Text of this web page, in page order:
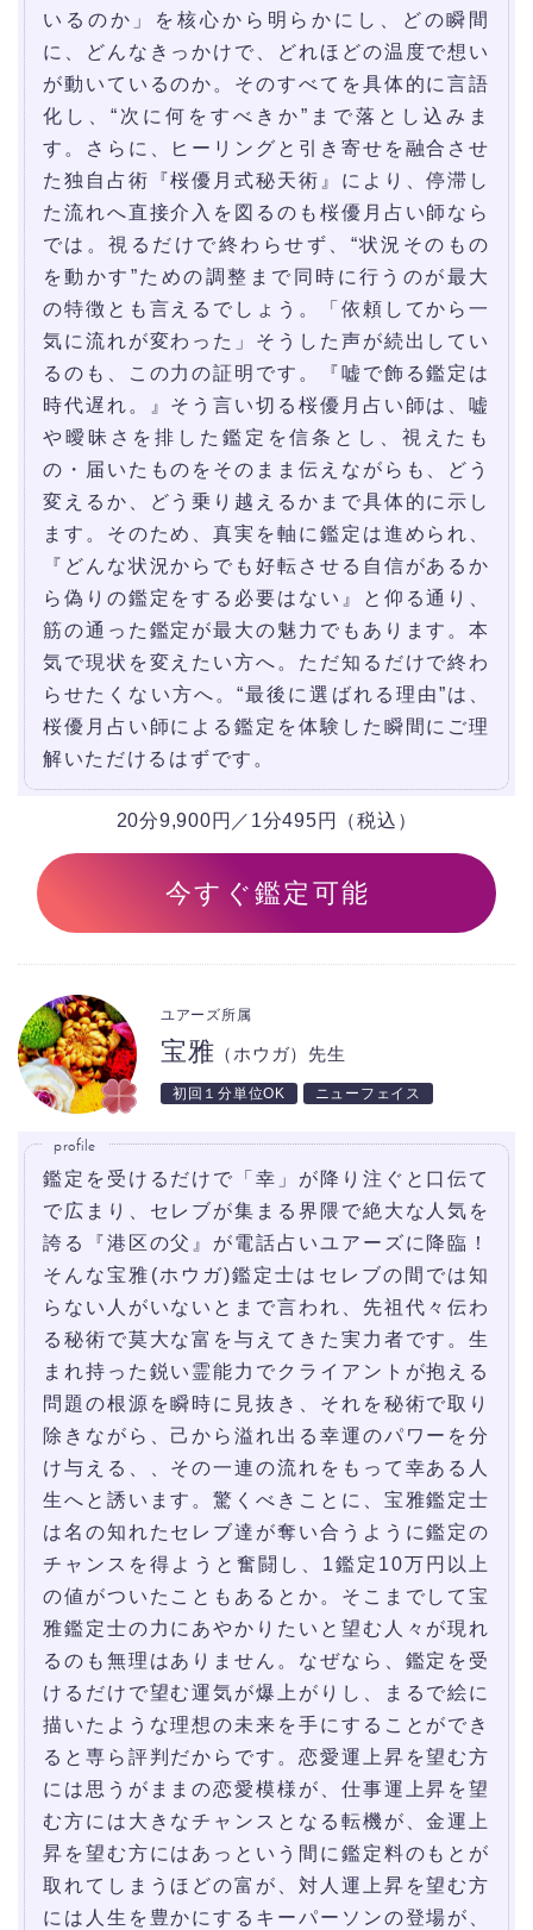
いるのか」を核心から明らかにし、どの瞬間
に、どんなきっかけで、どれほどの温度で想い
が動いているのか。そのすべてを具体的に言語
化し、“次に何をすべきか”まで落とし込みま
す。さらに、ヒーリングと引き寄せを融合させ
た独自占術『桜優月式秘天術』により、停滞し
た流れへ直接介入を図るのも桜優月占い師なら
では。視るだけで終わらせず、“状況そのもの
を動かす”ための調整まで同時に行うのが最大
の特徴とも言えるでしょう。「依頼してから一
気に流れが変わった」そうした声が続出してい
るのも、この力の証明です。『嘘で飾る鑑定は
時代遅れ。』そう言い切る桜優月占い師は、嘘
や曖昧さを排した鑑定を信条とし、視えたも
の・届いたものをそのまま伝えながらも、どう
変えるか、どう乗り越えるかまで具体的に示し
ます。そのため、真実を軸に鑑定は進められ、
『どんな状況からでも好転させる自信があるか
ら偽りの鑑定をする必要はない』と仰る通り、
筋の通った鑑定が最大の魅力でもあります。本
気で現状を変えたい方へ。ただ知るだけで終わ
らせたくない方へ。“最後に選ばれる理由”は、
桜優月占い師による鑑定を体験した瞬間にご理
解いただけるはずです。
20分9,900円／1分495円（税込）
今すぐ鑑定可能
宝雅 （ホウガ）先生
ユアーズ所属
初回１分単位OK ニューフェイス
profile
鑑定を受けるだけで「幸」が降り注ぐと口伝て
で広まり、セレブが集まる界隈で絶大な人気を
誇る『港区の父』が電話占いユアーズに降臨！
そんな宝雅(ホウガ)鑑定士はセレブの間では知
らない人がいないとまで言われ、先祖代々伝わ
る秘術で莫大な富を与えてきた実力者です。生
まれ持った鋭い霊能力でクライアントが抱える
問題の根源を瞬時に見抜き、それを秘術で取り
除きながら、己から溢れ出る幸運のパワーを分
け与える、、その一連の流れをもって幸ある人
生へと誘います。驚くべきことに、宝雅鑑定士
は名の知れたセレブ達が奪い合うように鑑定の
チャンスを得ようと奮闘し、1鑑定10万円以上
の値がついたこともあるとか。そこまでして宝
雅鑑定士の力にあやかりたいと望む人々が現れ
るのも無理はありません。なぜなら、鑑定を受
けるだけで望む運気が爆上がりし、まるで絵に
描いたような理想の未来を手にすることができ
ると専ら評判だからです。恋愛運上昇を望む方
には思うがままの恋愛模様が、仕事運上昇を望
む方には大きなチャンスとなる転機が、金運上
昇を望む方にはあっという間に鑑定料のもとが
取れてしまうほどの富が、対人運上昇を望む方
には人生を豊かにするキーパーソンの登場が、